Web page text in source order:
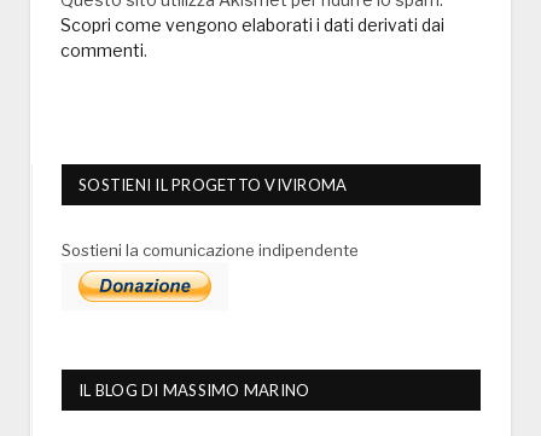
Scopri come vengono elaborati i dati derivati dai
commenti.
SOSTIENI IL PROGETTO VIVIROMA
Sostieni la comunicazione indipendente
IL BLOG DI MASSIMO MARINO